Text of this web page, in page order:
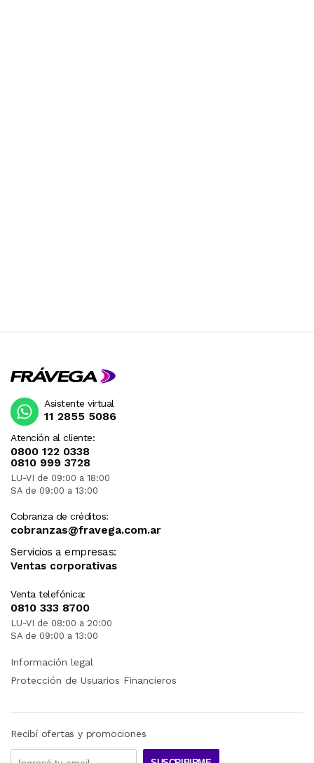
Atención al cliente:
0800 122 0338
0810 999 3728
LU-VI de 09:00 a 18:00
SA de 09:00 a 13:00
Cobranza de créditos:
cobranzas@fravega.com.ar
Servicios a empresas:
Ventas corporativas
Venta telefónica:
0810 333 8700
LU-VI de 08:00 a 20:00
SA de 09:00 a 13:00
Asistente virtual
11 2855 5086
Información legal
Protección de Usuarios Financieros
Recibí ofertas y promociones